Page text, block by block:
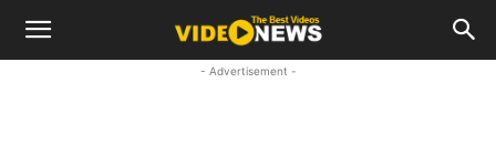
- Advertisement -